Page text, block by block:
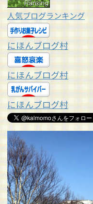
人気ブログランキング
にほんブログ村
にほんブログ村
にほんブログ村